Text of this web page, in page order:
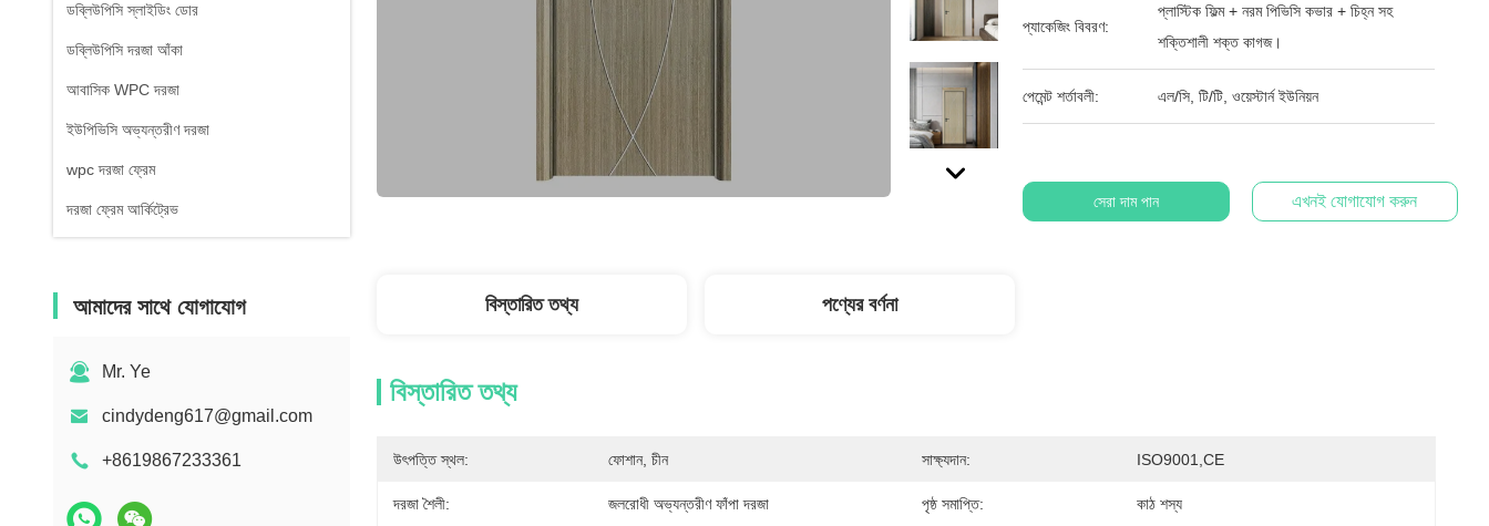
ডব্লিউপিসি স্লাইডিং ডোর
ডব্লিউপিসি দরজা আঁকা
আবাসিক WPC দরজা
ইউপিভিসি অভ্যন্তরীণ দরজা
wpc দরজা ফ্রেম
দরজা ফ্রেম আর্কিট্রেভ
আমাদের সাথে যোগাযোগ
Mr. Ye
cindydeng617@gmail.com
+8619867233361
প্যাকেজিং বিবরণ:
প্লাস্টিক ফিল্ম + নরম পিভিসি কভার + চিহ্ন সহ
শক্তিশালী শক্ত কাগজ।
পেমেন্ট শর্তাবলী: এল/সি, টি/টি, ওয়েস্টার্ন ইউনিয়ন
সেরা দাম পান এখনই যোগাযোগ করুন
বিস্তারিত তথ্য পণ্যের বর্ণনা
বিস্তারিত তথ্য
উৎপত্তি স্থল: ফোশান, চীন সাক্ষ্যদান: ISO9001,CE
দরজা শৈলী: জলরোধী অভ্যন্তরীণ ফাঁপা দরজা পৃষ্ঠ সমাপ্তি: কাঠ শস্য